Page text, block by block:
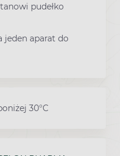
pudełko
jeden aparat do
30°C